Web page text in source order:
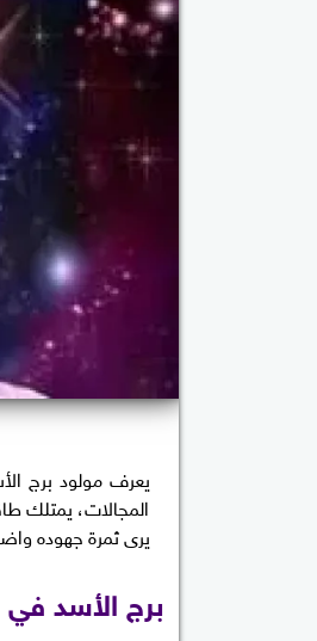
يعرف مولود برج
المجالات، يمتلك
يرى ثمرة جهوده
برج الأسد